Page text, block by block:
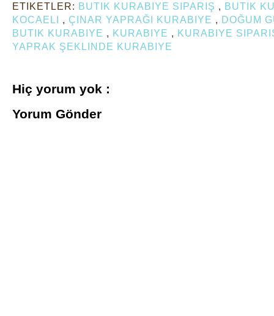
ETIKETLER: BUTIK KURABIYE SIPARIŞ , BUTIK
KOCAELI , ÇINAR YAPRAĞI KURABIYE , DOĞUM
BUTIK KURABIYE , KURABIYE , KURABIYE
YAPRAK ŞEKLINDE KURABIYE
Hiç yorum yok :
Yorum Gönder